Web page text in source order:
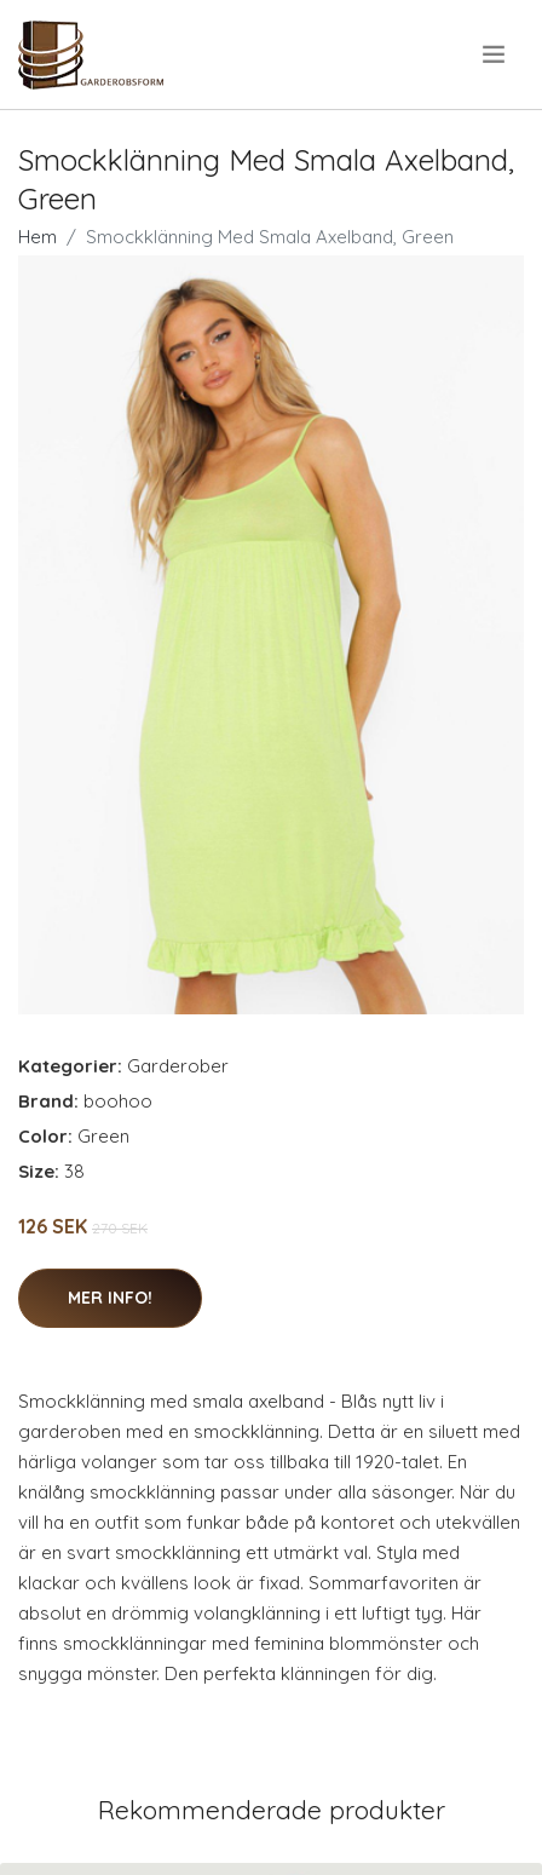
Smockklänning Med Smala Axelband,
Green
Hem Smockklänning Med Smala Axelband, Green
Kategorier: Garderober
Brand: boohoo
Color: Green
Size: 38
126 SEK 270 SEK
MER INFO!
Smockklänning med smala axelband - Blås nytt liv i
garderoben med en smockklänning. Detta är en siluett med
härliga volanger som tar oss tillbaka till 1920-talet. En
knälång smockklänning passar under alla säsonger. När du
vill ha en outfit som funkar både på kontoret och utekvällen
är en svart smockklänning ett utmärkt val. Styla med
klackar och kvällens look är fixad. Sommarfavoriten är
absolut en drömmig volangklänning i ett luftigt tyg. Här
finns smockklänningar med feminina blommönster och
snygga mönster. Den perfekta klänningen för dig.
Rekommenderade produkter